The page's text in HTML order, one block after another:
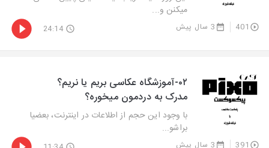
میکنن و...
401 3 سال پیش 24:14
۰۲-آموزشگاه عکاسی بریم یا نریم؟
مدرک به دردمون میخوره؟
با وجود این حجم از اطلاعات در اینترنت، بعضیا
براشو...
391 3 سال پیش